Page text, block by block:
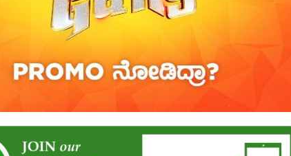
| Aviva ||
06:23
ಮಾಡಿದ ಮಹಾತಾಯಿ! | Karnataka ||
| Karnataka ||
• 2 Comments